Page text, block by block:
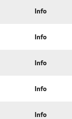
Info
Info
Info
Info
Info